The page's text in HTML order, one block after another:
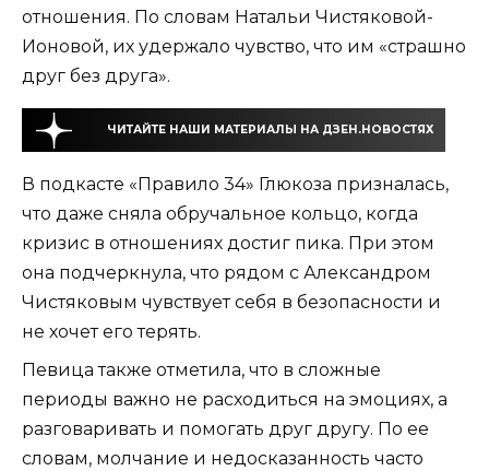
отношения. По словам Натальи Чистяковой-
Ионовой, их удержало чувство, что им «страшно
друг без друга».
ЧИТАЙТЕ НАШИ МАТЕРИАЛЫ НА ДЗЕН.НОВОСТЯХ
В подкасте «Правило 34» Глюкоза призналась,
что даже сняла обручальное кольцо, когда
кризис в отношениях достиг пика. При этом
она подчеркнула, что рядом с Александром
Чистяковым чувствует себя в безопасности и
не хочет его терять.
Певица также отметила, что в сложные
периоды важно не расходиться на эмоциях, а
разговаривать и помогать друг другу. По ее
словам, молчание и недосказанность часто